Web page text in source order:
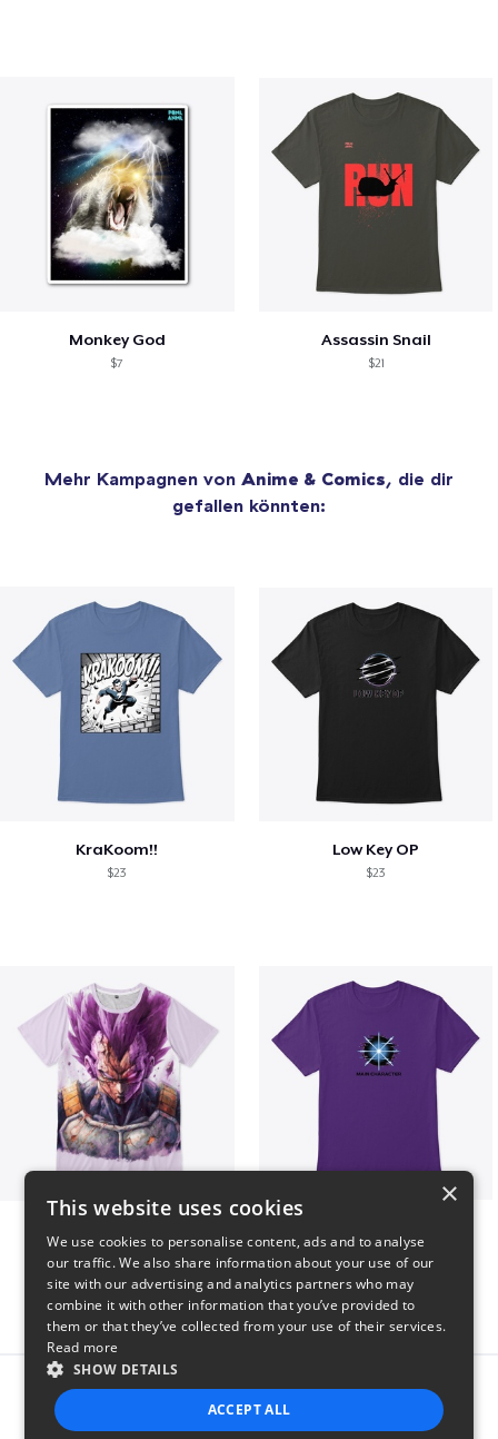
Monkey God
$7
Assassin Snail
$21
Mehr Kampagnen von Anime & Comics, die dir
gefallen könnten:
KraKoom!!
$23
Low Key OP
$23
$40 $23
Report this product
×
This website uses cookies
We use cookies to personalise content, ads and to analyse
our traffic. We also share information about your use of our
site with our advertising and analytics partners who may
combine it with other information that you’ve provided to
them or that they’ve collected from your use of their services.
Read more
SHOW DETAILS
ACCEPT ALL